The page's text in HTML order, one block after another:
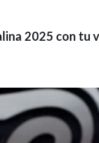
2025 con tu